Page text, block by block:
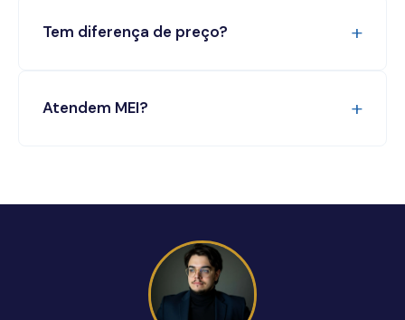
Tem diferença de preço?
Atendem MEI?